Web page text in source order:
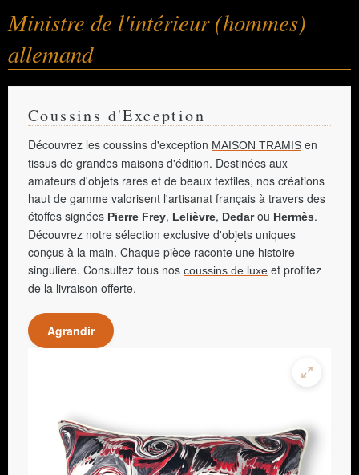
Ministre de l'intérieur (hommes)
allemand
Coussins d'Exception
Découvrez les coussins d'exception MAISON TRAMIS en
tissus de grandes maisons d'édition. Destinées aux
amateurs d'objets rares et de beaux textiles, nos créations
haut de gamme valorisent l'artisanat français à travers des
étoffes signées Pierre Frey, Lelièvre, Dedarou Hermès.
Découvrez notre sélection exclusive d'objets uniques
conçus à la main. Chaque pièce raconte une histoire
singulière. Consultez tous nos coussins de luxe et profitez
de la livraison offerte.
Agrandir